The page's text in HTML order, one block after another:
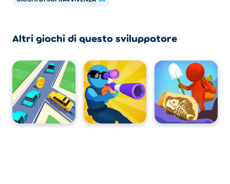
Altri giochi di questo sviluppatore